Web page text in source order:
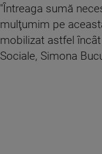
"Întreaga sumă
mulţumim pe
mobilizat astfel
Sociale, Simona